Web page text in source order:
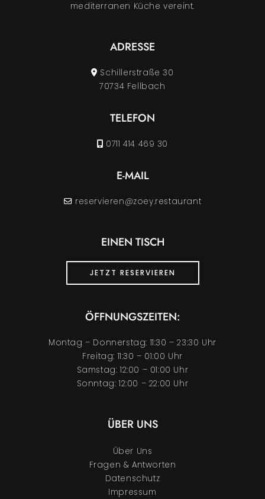
mediterranen Küche vereint.
ADRESSE
Schillerstraße 30
70734 Fellbach
TELEFON
0711 414 469 30
E-MAIL
reservieren@zoey.restaurant
EINEN TISCH
JETZT RESERVIEREN
ÖFFNUNGSZEITEN:
Montag – Donnerstag: 11:30 – 23:30 Uhr
Freitag: 11:30 – 01:00 Uhr
Samstag: 12:00 – 01:00 Uhr
Sonntag: 12:00 – 22:00 Uhr
ÜBER UNS
Über Uns
Fragen & Antworten
Datenschutz
Impressum